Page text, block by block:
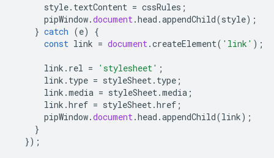
style. textContent = cssRules ;
pipWindow.document .head .appendChild(style);
} catch (e)
{
const link = document .createElement( 'link' );
link . rel = 'stylesheet' ;
link . type = styleSheet . type ;
link .media = styleSheet .media ;
link .href = styleSheet .href ;
pipWindow.document .head .appendChild(link);
}
});